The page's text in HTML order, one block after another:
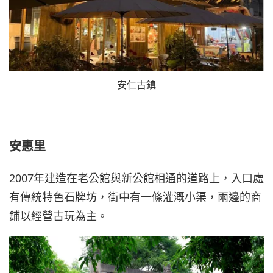
安仁古鎮
安惠里
2007年建造在老公館與新公館相通的道路上，入口處
有傳統特色石牌坊，街中有一條灌溉小渠，兩邊的商
鋪以經營古玩為主。